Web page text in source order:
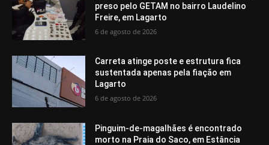
preso pelo GETAM no bairro Laudelino
Freire, em Lagarto
6 de agosto de 2026
Carreta atinge poste e estrutura fica
sustentada apenas pela fiação em
Lagarto
6 de agosto de 2026
Pinguim-de-magalhães é encontrado
morto na Praia do Saco, em Estância